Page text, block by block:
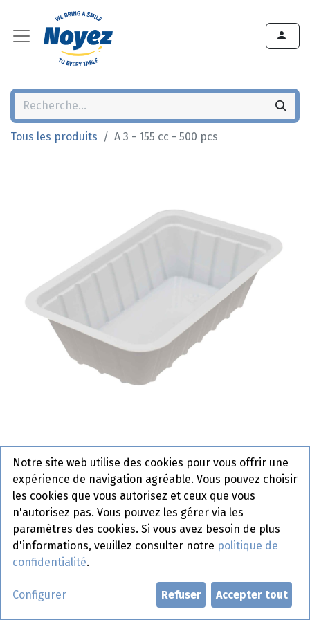
Tous les produits A 3 - 155 cc - 500 pcs
A 3 - 155 cc - 500 pcs
Demander un compte
Notre site web utilise des cookies pour vous offrir une
expérience de navigation agréable. Vous pouvez choisir
les cookies que vous autorisez et ceux que vous
n'autorisez pas. Vous pouvez les gérer via les
paramètres des cookies. Si vous avez besoin de plus
d'informations, veuillez consulter notre politique de
confidentialité.
Configurer Refuser Accepter tout